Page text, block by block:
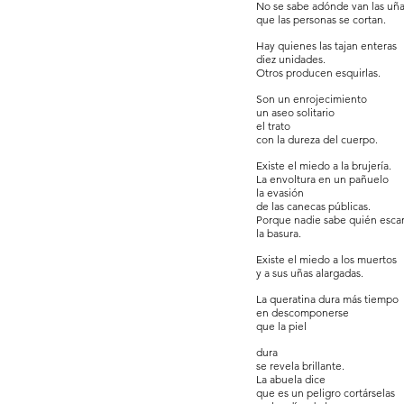
No se sabe adónde van las
que las personas se cortan.
Hay quienes las tajan enteras
diez unidades.
Otros producen esquirlas.
Son un enrojecimiento
un aseo solitario
el trato
con la dureza del cuerpo.
Existe el miedo a la brujería.
La envoltura en un pañuelo
la evasión
de las canecas públicas.
Porque nadie sabe quién
la basura.
Existe el miedo a los muertos
y a sus uñas alargadas.
La queratina dura más tiempo
en descomponerse
que la piel
dura
se revela brillante.
La abuela dice
que es un peligro cortárselas